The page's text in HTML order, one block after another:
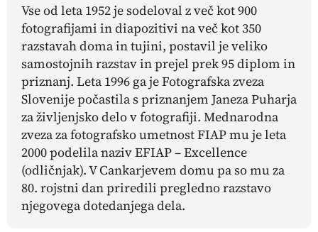
Vse od leta 1952 je sodeloval z več kot 900
fotografijami in diapozitivi na več kot 350
razstavah doma in tujini, postavil je veliko
samostojnih razstav in prejel prek 95 diplom in
priznanj. Leta 1996 ga je Fotografska zveza
Slovenije počastila s priznanjem Janeza Puharja
za življenjsko delo v fotografiji. Mednarodna
zveza za fotografsko umetnost FIAP mu je leta
2000 podelila naziv EFIAP – Excellence
(odličnjak). V Cankarjevem domu pa so mu za
80. rojstni dan priredili pregledno razstavo
njegovega dotedanjega dela.